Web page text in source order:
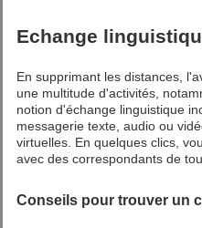
Echange
En supprimant les distances,
une multitude d'activités,
notion d'échange linguistique
messagerie texte, audio ou
virtuelles. En quelques clics,
avec des correspondants de
Conseils pour trouver un